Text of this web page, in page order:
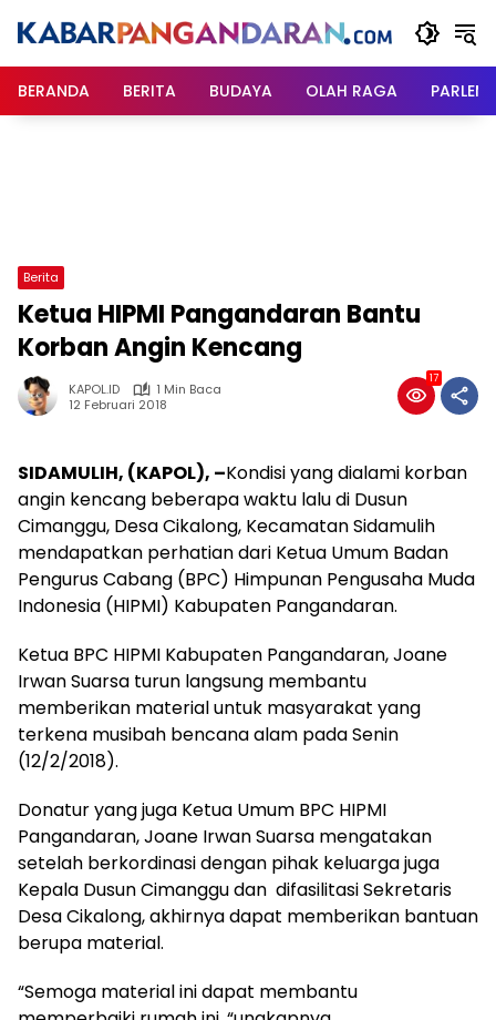
BERANDA
BERITA BUDAYA OLAH RAGA
Berita
Ketua HIPMI Pangandaran Bantu
Korban Angin Kencang
KAPOL.ID
1 Min Baca
12 Februari 2018
17
SIDAMULIH, (KAPOL), –Kondisi yang dialami korban
angin kencang beberapa waktu lalu di Dusun
Cimanggu, Desa Cikalong, Kecamatan Sidamulih
mendapatkan perhatian dari Ketua Umum Badan
Pengurus Cabang (BPC) Himpunan Pengusaha Muda
Indonesia (HIPMI) Kabupaten Pangandaran.
Ketua BPC HIPMI Kabupaten Pangandaran, Joane
Irwan Suarsa turun langsung membantu
memberikan material untuk masyarakat yang
terkena musibah bencana alam pada Senin
(12/2/2018).
Donatur yang juga Ketua Umum BPC HIPMI
Pangandaran, Joane Irwan Suarsa mengatakan
setelah berkordinasi dengan pihak keluarga juga
Kepala Dusun Cimanggu dan difasilitasi Sekretaris
Desa Cikalong, akhirnya dapat memberikan bantuan
berupa material.
“Semoga material ini dapat membantu